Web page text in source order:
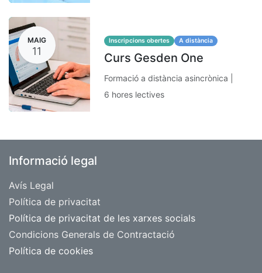
MAIG
11
Inscripcions obertes A distància
Curs Gesden One
Formació a distància asincrònica |
6 hores lectives
Informació legal
Avís Legal
​Política de privacitat
Política de privacitat de les xarxes socials
Condicions Generals de Contractació
Política de cookies